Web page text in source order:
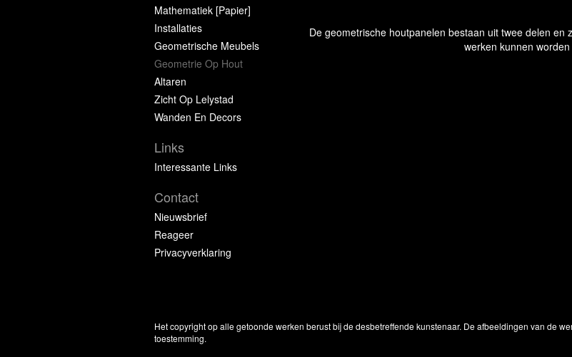
De geometrische houtpanelen bestaan uit twee delen
werken kunnen
Mathematiek [papier]
Installaties
Geometrische Meubels
Geometrie Op Hout
Altaren
Zicht Op Lelystad
Wanden En Decors
Links
Interessante Links
Contact
Nieuwsbrief
Reageer
Privacyverklaring
Het copyright op alle getoonde werken berust bij de desbetreffende kunstenaar. De afbeeldingen van de
toestemming.